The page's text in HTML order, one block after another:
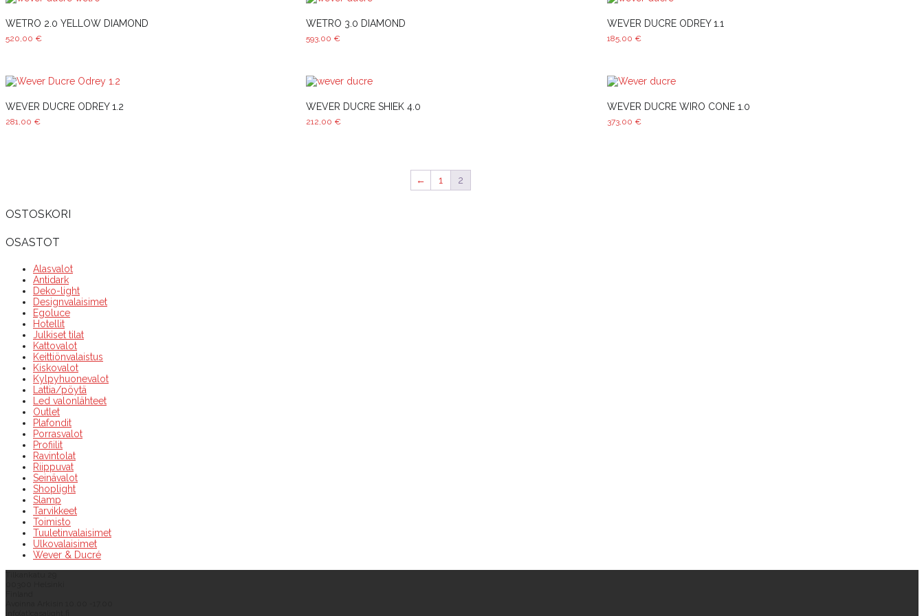
WETRO 2.0 YELLOW DIAMOND
520,00 €
WETRO 3.0 DIAMOND
593,00 €
WEVER DUCRE ODREY 1.1
185,00 €
WEVER DUCRE ODREY 1.2
281,00 €
WEVER DUCRE SHIEK 4.0
212,00 €
WEVER DUCRE WIRO CONE 1.0
373,00 €
← 1 2
OSTOSKORI
OSASTOT
Alasvalot
Antidark
Deko-light
Designvalaisimet
Egoluce
Hotellit
Julkiset tilat
Kattovalot
Keittiönvalaistus
Kiskovalot
Kylpyhuonevalot
Lattia/pöytä
Led valonlähteet
Outlet
Plafondit
Porrasvalot
Profiilit
Ravintolat
Riippuvat
Seinävalot
Shoplight
Slamp
Tarvikkeet
Toimisto
Tuuletinvalaisimet
Ulkovalaisimet
Wever & Ducré